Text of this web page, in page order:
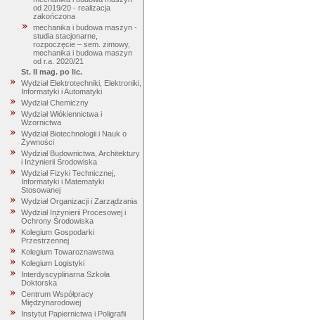
od 2019/20 - realizacja
zakończona
mechanika i budowa maszyn -
studia stacjonarne,
rozpoczęcie – sem. zimowy,
mechanika i budowa maszyn
od r.a. 2020/21
St. II mag. po lic.
Wydział Elektrotechniki, Elektroniki,
Informatyki i Automatyki
Wydział Chemiczny
Wydział Włókiennictwa i
Wzornictwa
Wydział Biotechnologii i Nauk o
Żywności
Wydział Budownictwa, Architektury
i Inżynierii Środowiska
Wydział Fizyki Technicznej,
Informatyki i Matematyki
Stosowanej
Wydział Organizacji i Zarządzania
Wydział Inżynierii Procesowej i
Ochrony Środowiska
Kolegium Gospodarki
Przestrzennej
Kolegium Towaroznawstwa
Kolegium Logistyki
Interdyscyplinarna Szkoła
Doktorska
Centrum Współpracy
Międzynarodowej
Instytut Papiernictwa i Poligrafii